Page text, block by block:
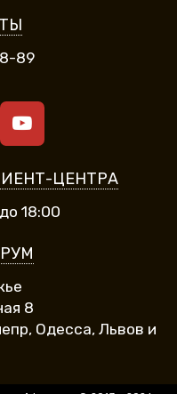
89
ЦЕНТРА
18:00
8
Одесса, Львов и